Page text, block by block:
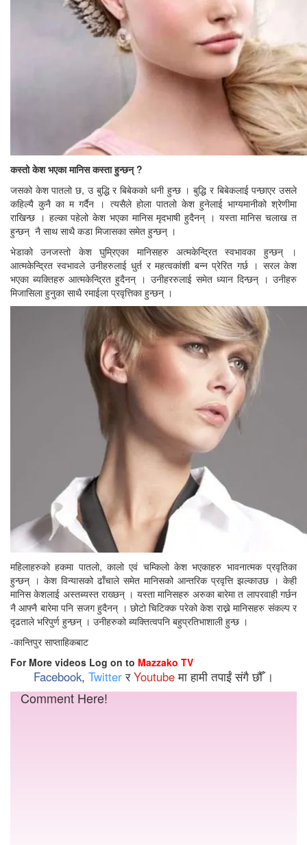
कस्तो केश भएका मानिस कस्ता हुन्छन् ?
जसको केश पातलो छ, उ बुद्धि र बिबेकको धनी हुन्छ । बुद्धि र बिबेकलाई पन्छाएर उसले
कहिल्यै कुनै का म गर्दैन । त्यसैले होला पातलो केश हुनेलाई भाग्यमानीको श्रेणीमा
राखिन्छ । हल्का पहेलो केश भएका मानिस मृदभाषी हुदैनन् । यस्ता मानिस चलाख त
हुन्छन् नै साथ साथै कडा मिजासका समेत हुन्छन् ।
भेडाको उनजस्तो केश घुम्रिएका मानिसहरु अत्मकेन्द्रित स्वभावका हुन्छन् ।
आत्मकेन्द्रित स्वभावले उनीहरुलाई धुर्त र महत्वकांशी बन्न प्रेरित गर्छ । सरल केश
भएका ब्यक्तिहरु आत्मकेन्द्रित हुदैनन् । उनीहररुलाई समेत ध्यान दिन्छन् । उनीहरु
मिजासिला हुनुका साथै रमाईला प्रवृत्तिका हुन्छन् ।
महिलाहरुको हकमा पातलो, कालो एवं चम्किलो केश भएकाहरु भावनात्मक प्रवृतिका
हुन्छन् । केश विन्यासको ढाँचाले समेत मानिसको आन्तरिक प्रवृत्ति झल्काउछ । केही
मानिस केशलाई अस्तब्यस्त राख्छन् । यस्ता मानिसहरु अरुका बारेमा त लापरवाही गर्छन
नै आफ्नै बारेमा पनि सजग हुदैनन् । छोटो चिटिक्क परेको केश राख्ने मानिसहरु संकल्प र
दृढताले भरिपुर्ण हुन्छन् । उनीहरुको ब्यक्तित्वपनि बहुप्रतिभाशाली हुन्छ ।
-कान्तिपुर साप्ताहिकबाट
For More videos Log on to Mazzako TV
Facebook, TwitterरYoutubeमा हामी तपाईं संगै छौँ ।
Comment Here!